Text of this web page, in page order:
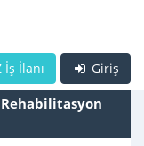
Giriş
İş İlanı